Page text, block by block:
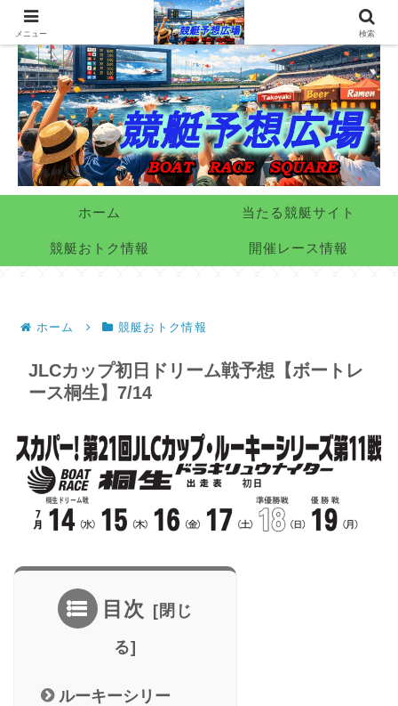
ホーム 当たる競艇サイト
競艇おトク情報 開催レース情報
ホーム 競艇おトク情報
JLCカップ初日ドリーム戦予想【ボートレ
ース桐生】7/14
目次
ルーキーシリー
メニュー 検索